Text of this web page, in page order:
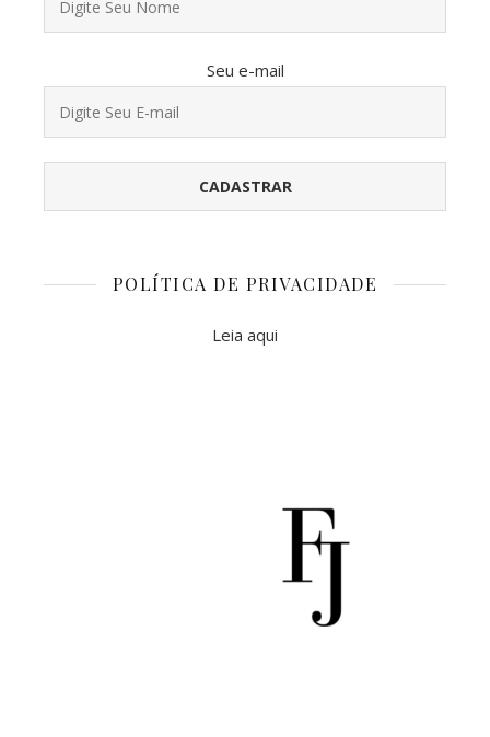
Seu e-mail
POLÍTICA DE PRIVACIDADE
Leia aqui